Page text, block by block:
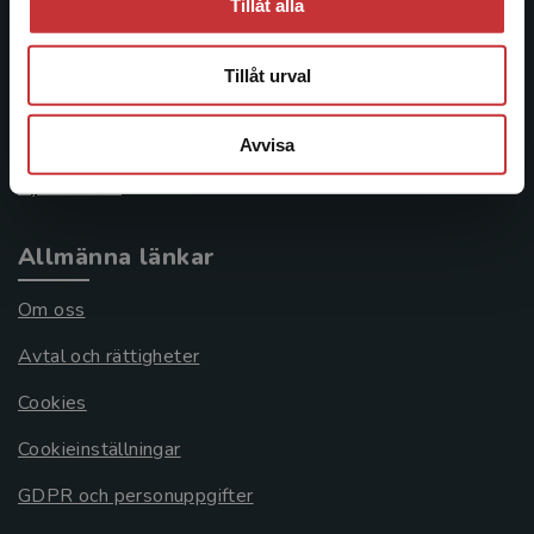
Tillåt alla
Tillåt urval
Avvisa
046-31 21 00
Frågor och svar
Systemkrav
Allmänna länkar
Om oss
Avtal och rättigheter
Cookies
Cookieinställningar
GDPR och personuppgifter